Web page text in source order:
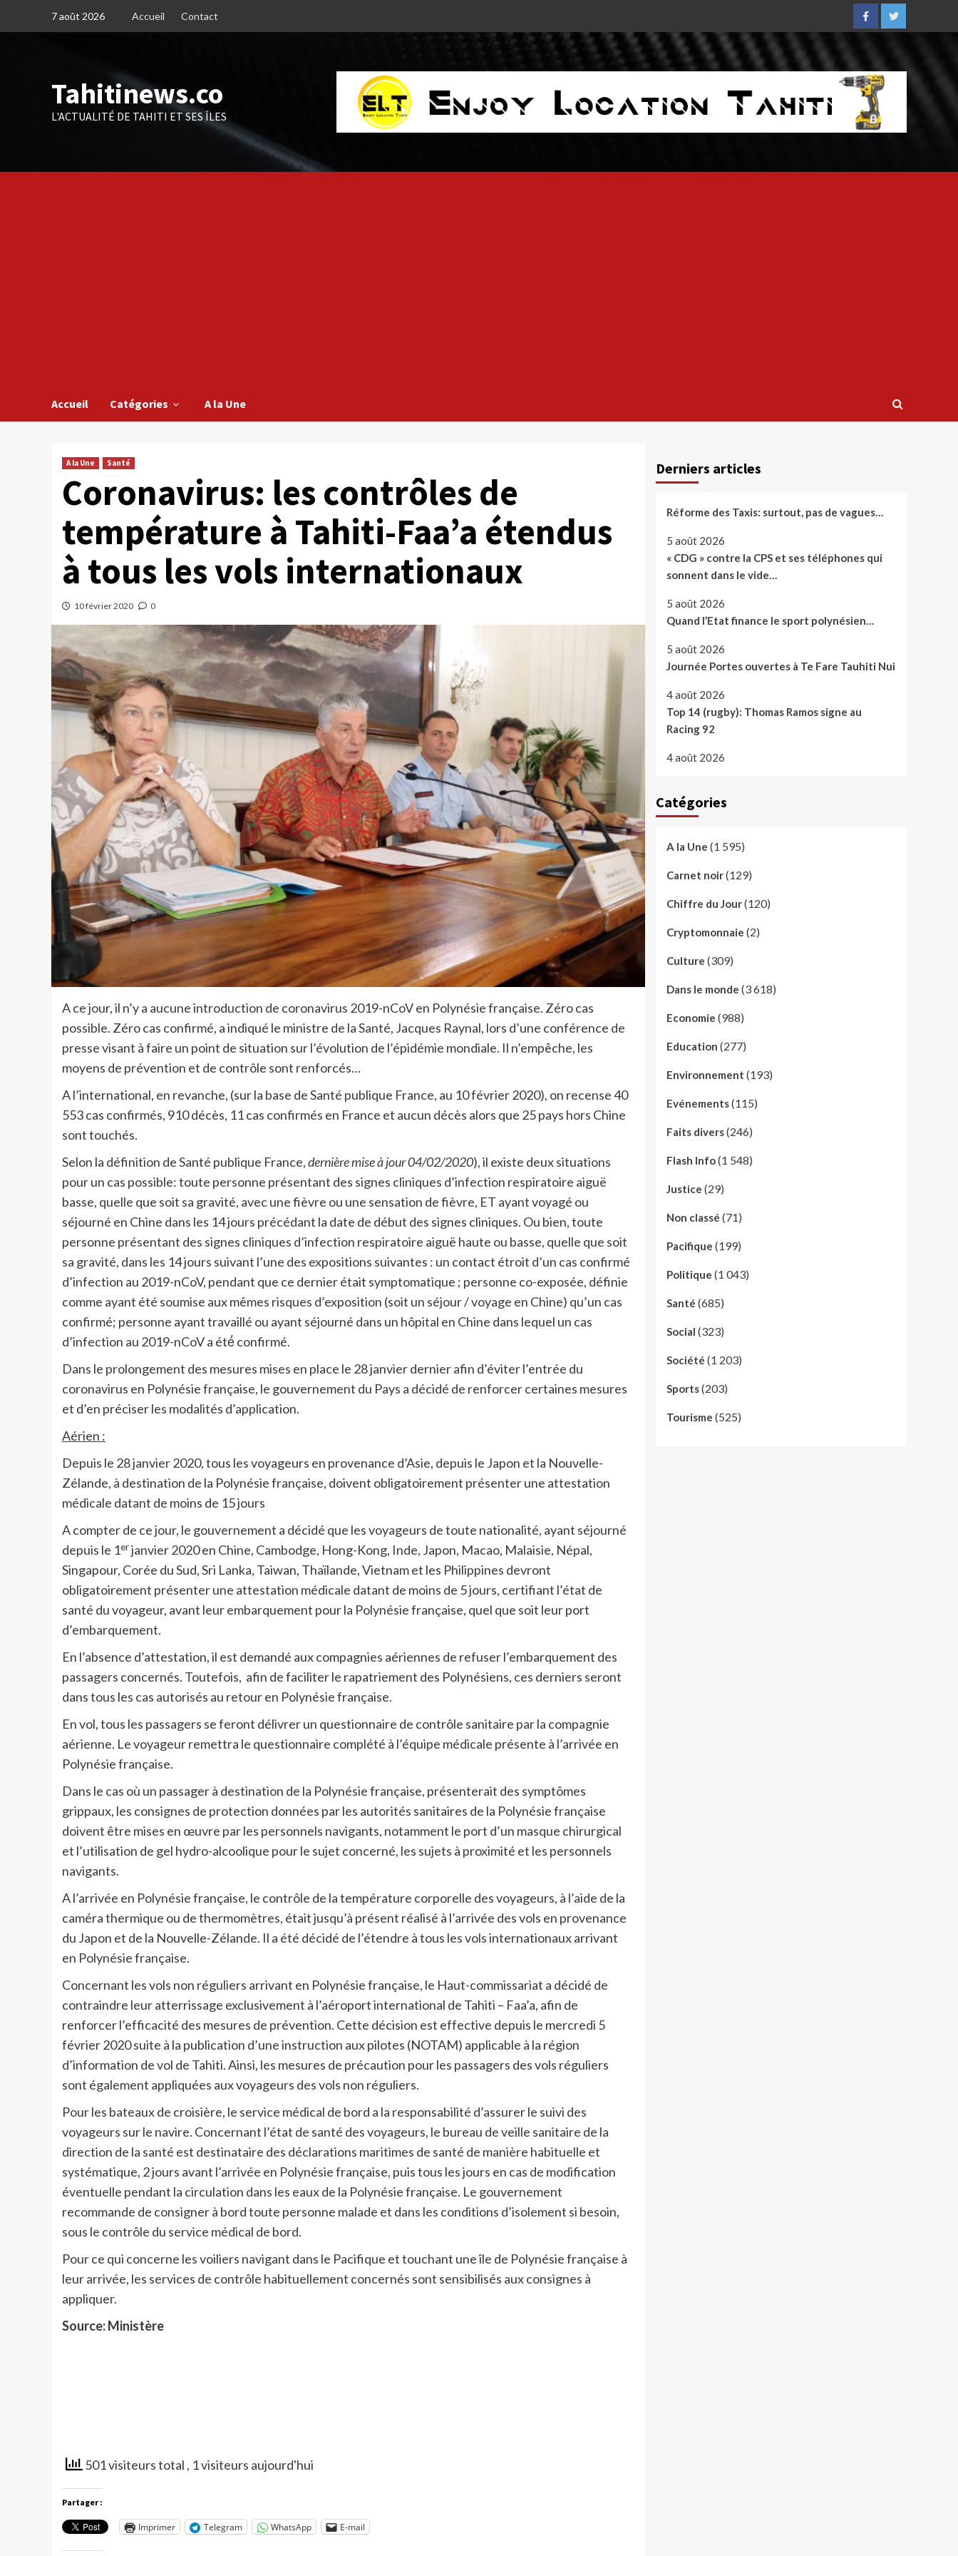
7 août 2026 Accueil Contact
FacebookTwitter
Tahitinews.co
L'ACTUALITÉ DE TAHITI ET SES ÎLES
Accueil Catégories A la Une
A la Une Santé
Coronavirus: les contrôles de
température à Tahiti-Faa’a étendus
à tous les vols internationaux
10 février 2020 0
A ce jour, il n’y a aucune introduction de coronavirus 2019-nCoV en Polynésie française. Zéro cas
possible. Zéro cas confirmé, a indiqué le ministre de la Santé, Jacques Raynal, lors d’une conférence de
presse visant à faire un point de situation sur l’évolution de l’épidémie mondiale. Il n’empêche, les
moyens de prévention et de contrôle sont renforcés…
A l’international, en revanche, (sur la base de Santé publique France, au 10 février 2020), on recense 40
553 cas confirmés, 910 décès, 11 cas confirmés en France et aucun décès alors que 25 pays hors Chine
sont touchés.
Selon la définition de Santé publique France,dernière mise à jour 04/02/2020), il existe deux situations
pour un cas possible: toute personne présentant des signes cliniques d’infection respiratoire aiguë
basse, quelle que soit sa gravité, avec une fièvre ou une sensation de fièvre, ET ayant voyagé ou
séjourné en Chine dans les 14 jours précédant la date de début des signes cliniques. Ou bien, toute
personne présentant des signes cliniques d’infection respiratoire aiguë haute ou basse, quelle que soit
sa gravité, dans les 14 jours suivant l’une des expositions suivantes : un contact étroit d’un cas confirmé
d’infection au 2019-nCoV, pendant que ce dernier était symptomatique ; personne co-exposée, définie
comme ayant été soumise aux mêmes risques d’exposition (soit un séjour / voyage en Chine) qu’un cas
confirmé; personne ayant travaillé ou ayant séjourné dans un hôpital en Chine dans lequel un cas
d’infection au 2019-nCoV a été́ confirmé.
Dans le prolongement des mesures mises en place le 28 janvier dernier afin d’éviter l’entrée du
coronavirus en Polynésie française, le gouvernement du Pays a décidé de renforcer certaines mesures
et d’en préciser les modalités d’application.
Aérien :
Depuis le 28 janvier 2020, tous les voyageurs en provenance d’Asie, depuis le Japon et la Nouvelle-
Zélande, à destination de la Polynésie française, doivent obligatoirement présenter une attestation
médicale datant de moins de 15 jours
A compter de ce jour, le gouvernement a décidé que les voyageurs de toute nationalité, ayant séjourné
depuis le 1erjanvier 2020 en Chine, Cambodge, Hong-Kong, Inde, Japon, Macao, Malaisie, Népal,
Singapour, Corée du Sud, Sri Lanka, Taiwan, Thaïlande, Vietnam et les Philippines devront
obligatoirement présenter une attestation médicale datant de moins de 5 jours, certifiant l’état de
santé du voyageur, avant leur embarquement pour la Polynésie française, quel que soit leur port
d’embarquement.
En l’absence d’attestation, il est demandé aux compagnies aériennes de refuser l’embarquement des
passagers concernés. Toutefois, afin de faciliter le rapatriement des Polynésiens, ces derniers seront
dans tous les cas autorisés au retour en Polynésie française.
En vol, tous les passagers se feront délivrer un questionnaire de contrôle sanitaire par la compagnie
aérienne. Le voyageur remettra le questionnaire complété à l’équipe médicale présente à l’arrivée en
Polynésie française.
Dans le cas où un passager à destination de la Polynésie française, présenterait des symptômes
grippaux, les consignes de protection données par les autorités sanitaires de la Polynésie française
doivent être mises en œuvre par les personnels navigants, notamment le port d’un masque chirurgical
et l’utilisation de gel hydro-alcoolique pour le sujet concerné, les sujets à proximité et les personnels
navigants.
A l’arrivée en Polynésie française, le contrôle de la température corporelle des voyageurs, à l’aide de la
caméra thermique ou de thermomètres, était jusqu’à présent réalisé à l’arrivée des vols en provenance
du Japon et de la Nouvelle-Zélande. Il a été décidé de l’étendre à tous les vols internationaux arrivant
en Polynésie française.
Concernant les vols non réguliers arrivant en Polynésie française, le Haut-commissariat a décidé de
contraindre leur atterrissage exclusivement à l’aéroport international de Tahiti – Faa’a, afin de
renforcer l’efficacité des mesures de prévention. Cette décision est effective depuis le mercredi 5
février 2020 suite à la publication d’une instruction aux pilotes (NOTAM) applicable à la région
d’information de vol de Tahiti. Ainsi, les mesures de précaution pour les passagers des vols réguliers
sont également appliquées aux voyageurs des vols non réguliers.
Pour les bateaux de croisière, le service médical de bord a la responsabilité d’assurer le suivi des
voyageurs sur le navire. Concernant l’état de santé des voyageurs, le bureau de veille sanitaire de la
direction de la santé est destinataire des déclarations maritimes de santé de manière habituelle et
systématique, 2 jours avant l’arrivée en Polynésie française, puis tous les jours en cas de modification
éventuelle pendant la circulation dans les eaux de la Polynésie française. Le gouvernement
recommande de consigner à bord toute personne malade et dans les conditions d’isolement si besoin,
sous le contrôle du service médical de bord.
Pour ce qui concerne les voiliers navigant dans le Pacifique et touchant une île de Polynésie française à
leur arrivée, les services de contrôle habituellement concernés sont sensibilisés aux consignes à
appliquer.
Source: Ministère
501 visiteurs total , 1 visiteurs aujourd'hui
Partager :
Imprimer Telegram WhatsApp E-mail
Derniers articles
Réforme des Taxis: surtout, pas de vagues…
5 août 2026
« CDG » contre la CPS et ses téléphones qui
sonnent dans le vide…
5 août 2026
Quand l’Etat finance le sport polynésien…
5 août 2026
Journée Portes ouvertes à Te Fare Tauhiti Nui
4 août 2026
Top 14 (rugby): Thomas Ramos signe au
Racing 92
4 août 2026
Catégories
A la Une (1 595)
Carnet noir(129)
Chiffre du Jour(120)
Cryptomonnaie (2)
Culture (309)
Dans le monde (3 618)
Economie (988)
Education (277)
Environnement (193)
Evénements(115)
Faits divers(246)
Flash Info(1 548)
Justice (29)
Non classé (71)
Pacifique (199)
Politique (1 043)
Santé (685)
Social (323)
Société (1 203)
Sports(203)
Tourisme (525)